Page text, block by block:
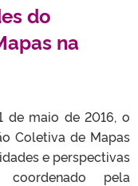
do
na
de maio de 2016, o
Coletiva de Mapas
e perspectivas
coordenado pela